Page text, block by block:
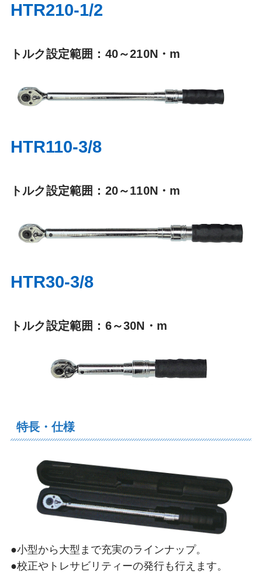
HTR210-1/2
トルク設定範囲：40～210N・m
HTR110-3/8
トルク設定範囲：20～110N・m
HTR30-3/8
トルク設定範囲：6～30N・m
特長・仕様
●小型から大型まで充実のラインナップ。
●校正やトレサビリティーの発行も行えます。